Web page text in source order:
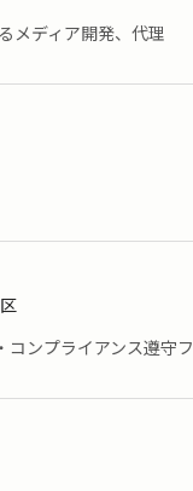
メディア開発、代理
ンプライアンス遵守フ